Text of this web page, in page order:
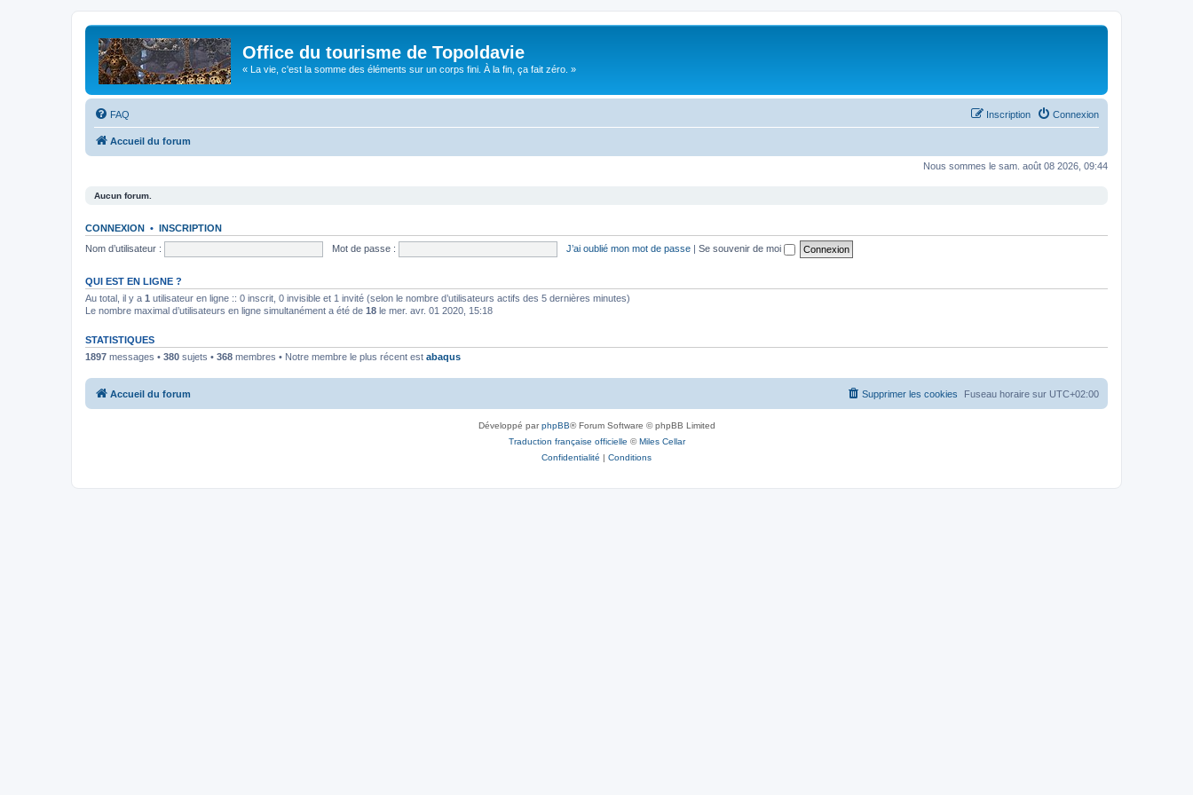
Office du tourisme de Topoldavie
« La vie, c'est la somme des éléments sur un corps fini. À la fin, ça fait zéro. »
FAQ Connexion
Inscription
Accueil du forum
Nous sommes le sam. août 08 2026, 09:44
Aucun forum.
CONNEXION • INSCRIPTION
Nom d’utilisateur :
Mot de passe : J’ai oublié mon mot de passe | Se souvenir de moi
QUI EST EN LIGNE ?
Au total, il y a 1 utilisateur en ligne :: 0 inscrit, 0 invisible et 1 invité (selon le nombre d’utilisateurs actifs des 5 dernières minutes)
Le nombre maximal d’utilisateurs en ligne simultanément a été de 18 le mer. avr. 01 2020, 15:18
STATISTIQUES
1897 messages • 380 sujets • 368 membres • Notre membre le plus récent est abaqus
Accueil du forum Fuseau horaire sur UTC+02:00
Supprimer les cookies
Développé parphpBB® Forum Software © phpBB Limited
Traduction française officielle ©Miles Cellar
Confidentialité | Conditions